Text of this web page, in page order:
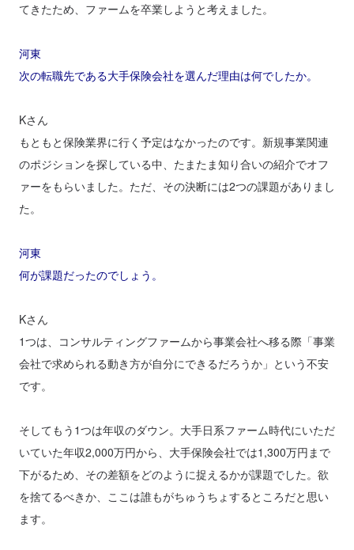
てきたため、ファームを卒業しようと考えました。
河東
次の転職先である大手保険会社を選んだ理由は何でしたか。
Kさん
もともと保険業界に行く予定はなかったのです。新規事業関連
のポジションを探している中、たまたま知り合いの紹介でオフ
ァーをもらいました。ただ、その決断には2つの課題がありまし
た。
河東
何が課題だったのでしょう。
Kさん
1つは、コンサルティングファームから事業会社へ移る際「事業
会社で求められる動き方が自分にできるだろうか」という不安
です。
そしてもう1つは年収のダウン。大手日系ファーム時代にいただ
いていた年収2,000万円から、大手保険会社では1,300万円まで
下がるため、その差額をどのように捉えるかが課題でした。欲
を捨てるべきか、ここは誰もがちゅうちょするところだと思い
ます。